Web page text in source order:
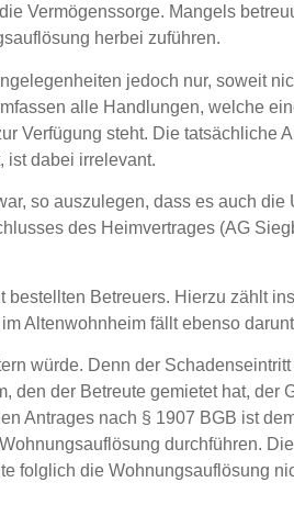
Vermögenssorge. Mangels
herbei zuführen.
jedoch nur, soweit
alle Handlungen, welche
Verfügung steht. Die tatsächliche
ist dabei irrelevant.
so auszulegen, dass es auch die
des Heimvertrages (AG
bestellten Betreuers. Hierzu zählt
Altenwohnheim fällt ebenso
würde. Denn der Schadenseintritt
den der Betreute gemietet hat, der
Antrages nach § 1907 BGB ist
durchführen.
folglich die Wohnungsauflösung